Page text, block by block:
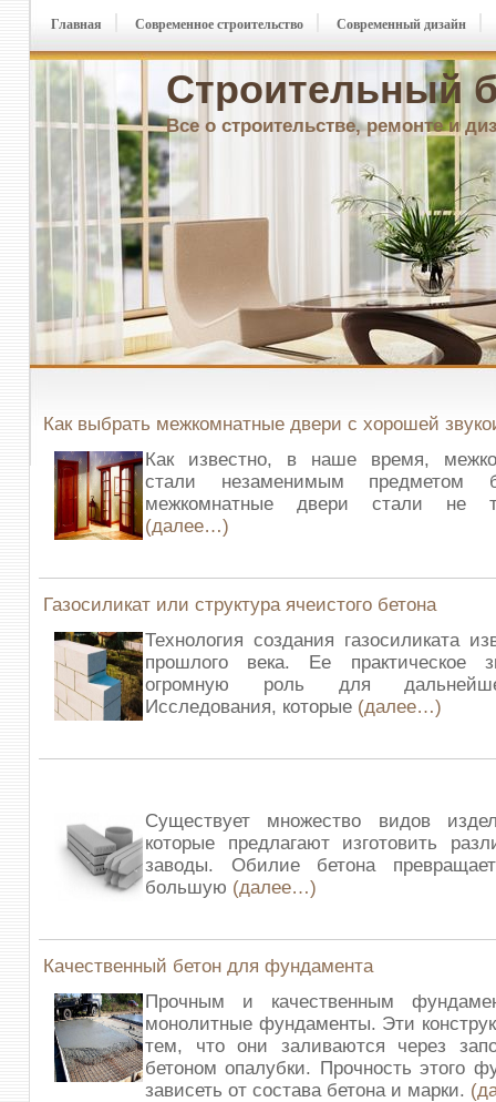
Строительный
Все о строительстве, ремонте и
Главная Современное строительство Современный дизайн
Как выбрать межкомнатные двери с хорошей
Как известно, в наше время,
стали незаменимым предметом
межкомнатные двери стали не
(далее…)
Газосиликат или структура ячеистого бетона
Технология создания газосиликата
прошлого века. Ее практическое
огромную роль для
Исследования, которые (далее…)
Существует множество видов
которые предлагают изготовить
заводы. Обилие бетона
большую (далее…)
Качественный бетон для фундамента
Прочным и качественным
монолитные фундаменты. Эти
тем, что они заливаются через
бетоном опалубки. Прочность этого
зависеть от состава бетона и марки.